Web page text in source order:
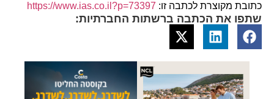
כתובת מקוצרת לכתבה זו: https://www.ias.co.il?p=73397
שתפו את הכתבה ברשתות החברתיות: